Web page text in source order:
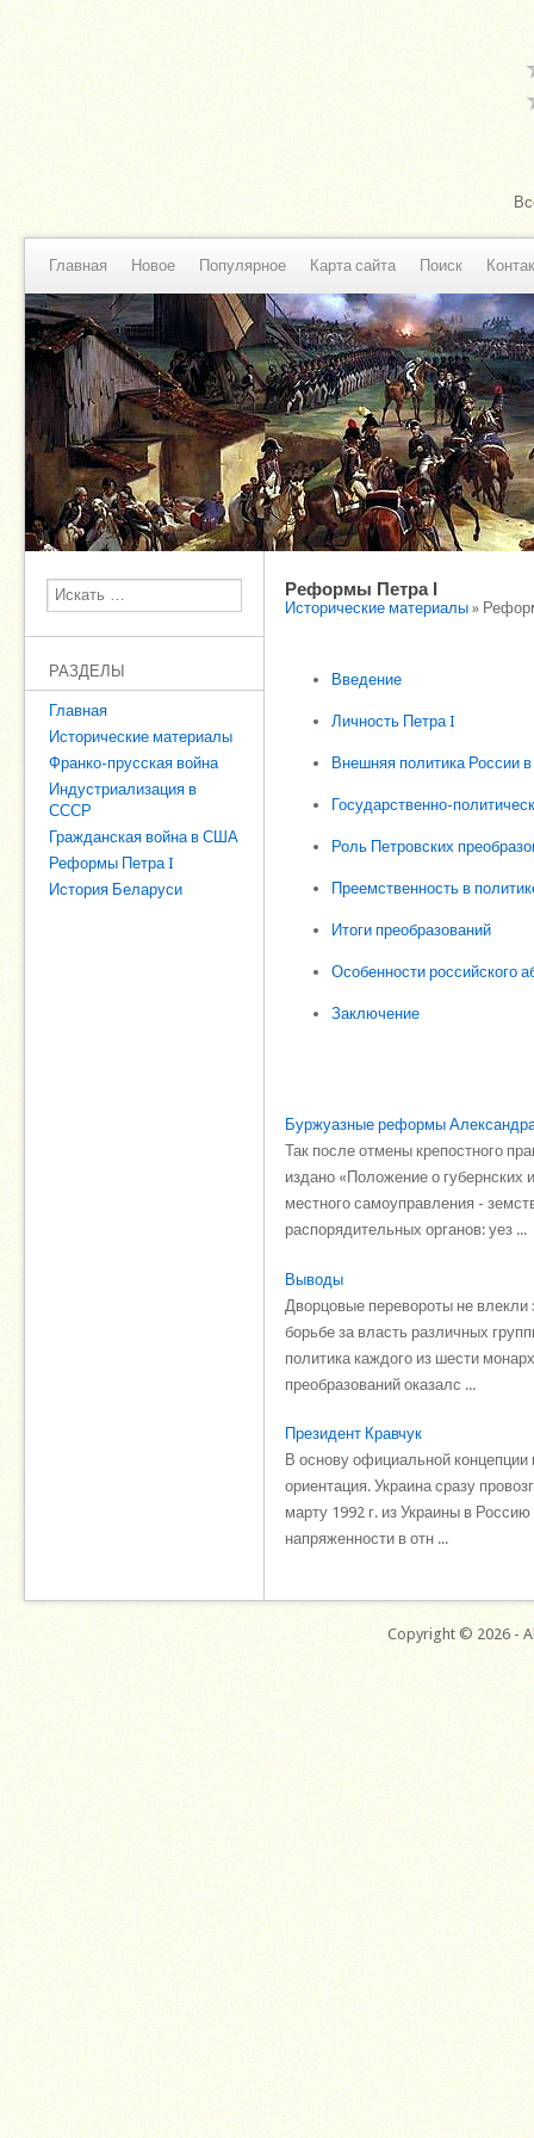
Главная Новое Популярное Карта сайта Поиск
Поиск
РАЗДЕЛЫ
Главная
Исторические материалы
Франко-прусская война
Индустриализация в
СССР
Гражданская война в США
Реформы Петра I
История Беларуси
Реформы Петра I
Исторические материалы »
Введение
Личность Петра I
Внешняя политика России
Государственно-
Роль Петровских
Преемственность в
Итоги преобразований
Особенности российского
Заключение
Буржуазные реформы
Так после отмены крепостного
издано «Положение о
местного самоуправления -
распорядительных органов: уез ...
Выводы
Дворцовые перевороты не влекли
борьбе за власть различных
политика каждого из шести
преобразований оказалс ...
Президент Кравчук
В основу официальной концепции
ориентация. Украина сразу
марту 1992 г. из Украины в
напряженности в отн ...
Copyright © 2026 -